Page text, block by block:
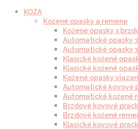
KOŽA
Kožené opasky a remene
Kožené opasky s
Automatické opasky
Automatické opasky
Klasické kožené
Klasické kožené
Kožené opasky
Automatické kovové
Automatické kožené
Brzdové kovové
Brzdové kožené
Klasické kovové